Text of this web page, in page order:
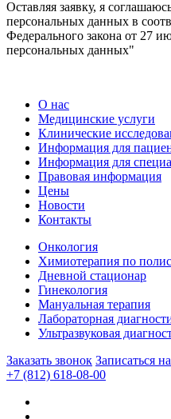
Оставляя заявку, я
персональных данных в
Федерального закона от 27
персональных данных"
О нас
Медицинские услуги
Клинические
Информация для
Информация для
Правовая информация
Цены
Новости
Контакты
Онкология
Химиотерапия по
Дневной стационар
Гинекология
Мануальная терапия
Лабораторная
Ультразвуковая
Заказать звонок Записаться
+7 (812) 618-08-00